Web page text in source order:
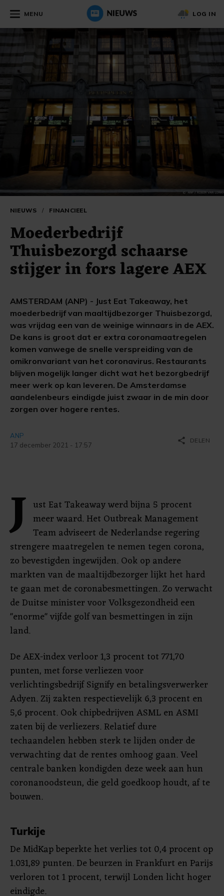
MENU LOG IN
NIEUWS / FINANCIEEL
Moederbedrijf
Thuisbezorgd schaarse
stijger in fors lagere AEX
AMSTERDAM (ANP) - Just Eat Takeaway, het
moederbedrijf van maaltijdbezorger Thuisbezorgd,
was vrijdag een van de weinige winnaars in de AEX.
De kans is groot dat er extra coronamaatregelen
komen vanwege de snelle verspreiding van de
omikronvariant van het coronavirus. Restaurants
blijven mogelijk langer dicht wat het bezorgbedrijf
meer werk op kan leveren. De Amsterdamse
aandelenbeurs eindigde juist zwaar in de min door
zorgen over hogere rentes.
ANP
17 december 2021 - 17:57
share DELEN
J ust Eat Takeaway werd bijna 5 procent
meer waard. Het Outbreak Management
Team adviseert de Nederlandse regering
strengere maatregelen te nemen tegen corona,
zo bevestigden ingewijden. Ook op andere
markten van de maaltijdbezorger lijkt het hard
te gaan met de coronabesmettingen. Zo verwacht
de Duitse minister voor Volksgezondheid een
"enorme" vijfde golf van besmettingen in zijn
land.
De AEX-index verloor 1,3 procent tot 771,70
punten, met forse verliezen voor
verlichtingsbedrijf Signify en betalingsverwerker
Adyen. Zij zakten respectievelijk 6,3 procent en
5,6 procent. Ook chipbedrijven ASML en ASMI
zaten bij de verliezers. Relatief dure
techaandelen hebben sterk te lijden onder de
verwachting dat de rentes omhoog gaan. Veel
centrale banken kondigden deze week aan hun
coronanoodsteun, die geld goedkoop houdt, af te
bouwen.
Turkije
De MidKap beperkte het verlies tot 0,4 procent op
1.031,89 punten. De beurzen in Frankfurt en Parijs
verloren tot 1 procent, terwijl Londen licht hoger
eindigde.